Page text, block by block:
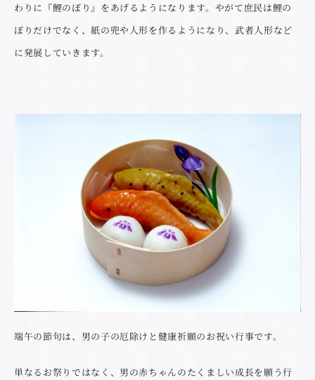
わりに『鯉のぼり』をあげるようになります。やがて庶民は鯉の
ぼりだけでなく、紙の兜や人形を作るようになり、武者人形など
に発展していきます。
端午の節句は、男の子の厄除けと健康祈願のお祝い行事です。
単なるお祭りではなく、男の赤ちゃんのたくましい成長を願う行